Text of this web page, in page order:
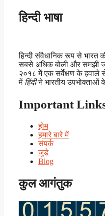
हिन्दी भाषा
हिन्दी संवैधानिक रूप से भारत
सबसे अधिक बोली और समझी
२०१८ में एक सर्वेक्षण के हवाले
में हिंदीने भारतीय उपभोक्ताओं
Important
होम
हमारे बारे में
संपर्क
जुड़े
Blog
कुल आगंतुक